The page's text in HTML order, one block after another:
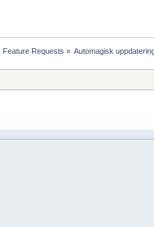
Feature Requests » Automagisk